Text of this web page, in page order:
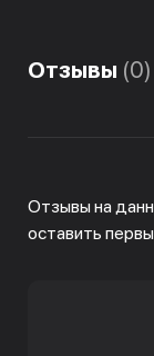
Отзывы (0)
Отзывы на
оставить